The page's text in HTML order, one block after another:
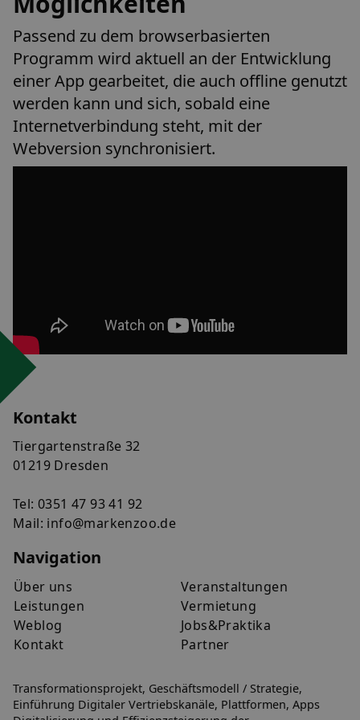
Passend zu dem browserbasierten
Programm wird aktuell an der Entwicklung
einer App gearbeitet, die auch offline genutzt
werden kann und sich, sobald eine
Internetverbindung steht, mit der
Webversion synchronisiert.
Kontakt
Tiergartenstraße 32
01219 Dresden
Tel:0351 47 93 41 92
Mail: info@markenzoo.de
Navigation
Über uns
Leistungen
Weblog
Kontakt
Veranstaltungen
Vermietung
Jobs&Praktika
Partner
Transformationsprojekt, Geschäftsmodell / Strategie,
Einführung Digitaler Vertriebskanäle, Plattformen, Apps